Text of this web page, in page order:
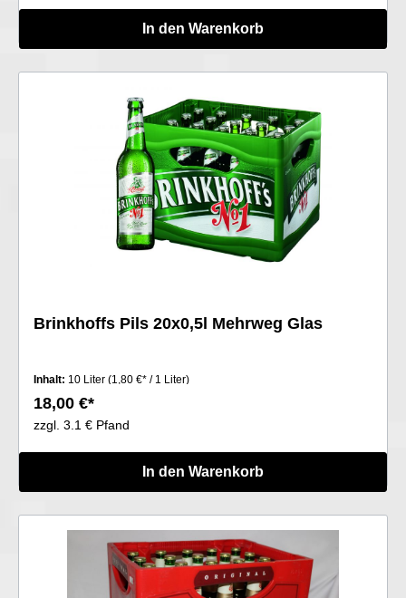
In den Warenkorb
Brinkhoffs Pils 20x0,5l Mehrweg Glas
Inhalt: 10 Liter (1,80 €* / 1 Liter)
18,00 €*
zzgl. 3.1 € Pfand
In den Warenkorb